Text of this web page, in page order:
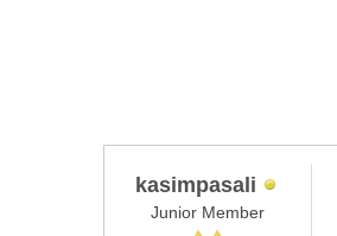
kasimpasali
Junior Member